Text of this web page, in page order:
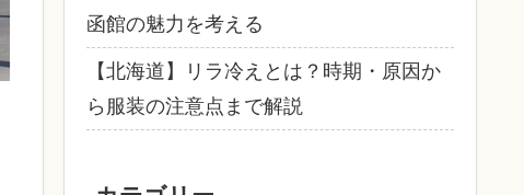
函館の魅力を考える
【北海道】リラ冷えとは？時期・原因か
ら服装の注意点まで解説